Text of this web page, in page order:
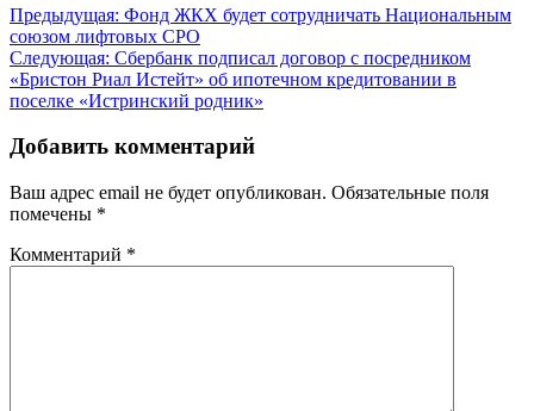
Навигация
по
записям
Предыдущая: Фонд ЖКХ будет сотрудничать Национальным
союзом лифтовых СРО
Следующая: Сбербанк подписал договор с посредником
«Бристон Риал Истейт» об ипотечном кредитовании в
поселке «Истринский родник»
Добавить комментарий
Ваш адрес email не будет опубликован. Обязательные поля
помечены *
Комментарий *